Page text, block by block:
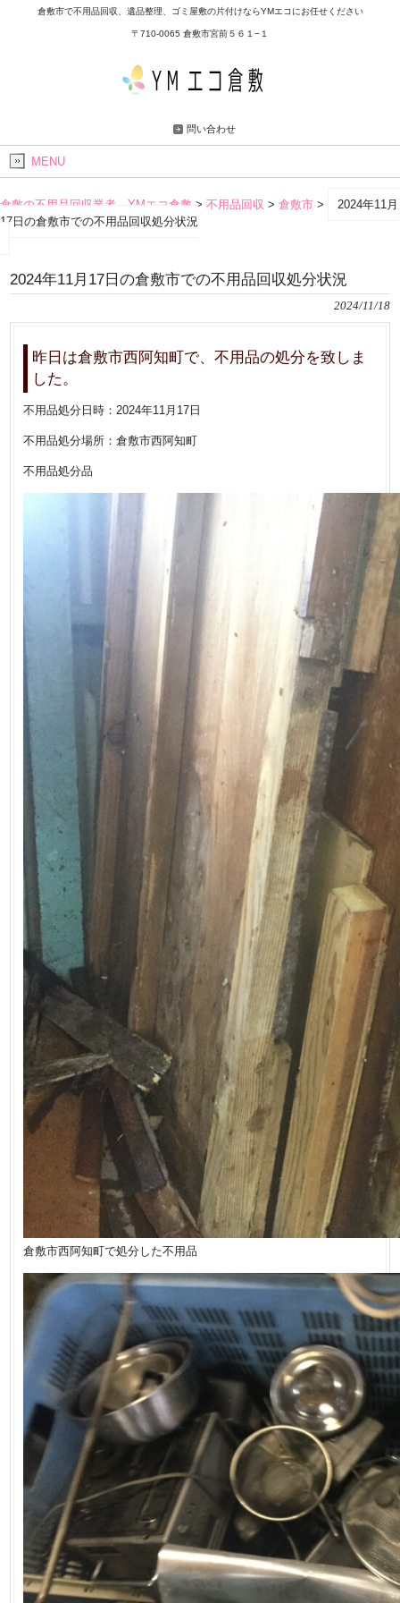
倉敷市で不用品回収、遺品整理、ゴミ屋敷の片付けならYMエコにお任せください
〒710-0065 倉敷市宮前５６１−１
問い合わせ
MENU
倉敷の不用品回収業者 YMエコ倉敷 > 不用品回収 > 倉敷市 >
2024年11月
17日の倉敷市での不用品回収処分状況
2024年11月17日の倉敷市での不用品回収処分状況
2024/11/18
昨日は倉敷市西阿知町で、不用品の処分を致しま
した。
不用品処分日時：2024年11月17日
不用品処分場所：倉敷市西阿知町
不用品処分品
倉敷市西阿知町で処分した不用品